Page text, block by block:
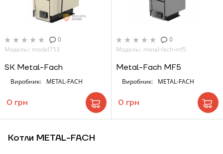
0
Модель:: model753
SK Metal-Fach
Виробник: METAL-FACH
0 грн
0
Модель:: metal-fach-mf5
Metal-Fach MF5
Виробник: METAL-FACH
0 грн
Котли METAL-FACH
Замовити
Зворотній дзвінок
ЗАМОВИТИ ПОСЛУГУ МОНТАЖУ
Кошик